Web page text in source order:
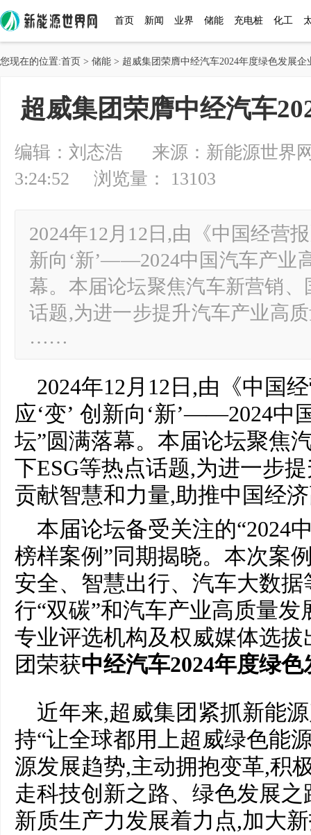
首页 新闻 业界 储能 充电桩 化工
您现在的位置:首页 > 储能 > 超威集团荣膺中经汽车2024年度绿色发展企
超威集团荣膺中经汽车
编辑：刘态浩 来源：新能源世界
3:24:52 浏览量： 13103
2024年12月12日,由《中国经营
新向‘新’——2024中国汽车产业
幕。本届论坛聚焦汽车新营销
话题,为进一步提升汽车产业高
……
2024年12月12日,由《中国
应‘变’ 创新向‘新’——2024中
坛”圆满落幕。本届论坛聚焦
下ESG等热点话题,为进一步
贡献智慧和力量,助推中国经
本届论坛备受关注的“2024
榜样案例”同期揭晓。本次案
安全、智慧出行、汽车大数
行“双碳”和汽车产业高质量
专业评选机构及权威媒体选
团荣获中经汽车2024年度绿
近年来,超威集团紧抓新能
持“让全球都用上超威绿色能
源发展趋势,主动拥抱变革,积
走科技创新之路、绿色发展
新质生产力发展着力点,加大